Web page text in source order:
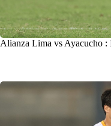
Alianza Lima vs Ayacucho :